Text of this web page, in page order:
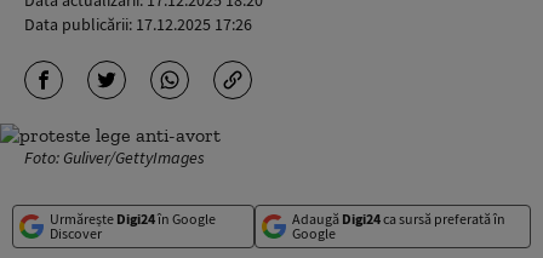
Data publicării: 17.12.2025 17:26
Foto: Guliver/GettyImages
Urmărește Digi24în Google
Discover
Adaugă Digi24ca sursă preferată în
Google